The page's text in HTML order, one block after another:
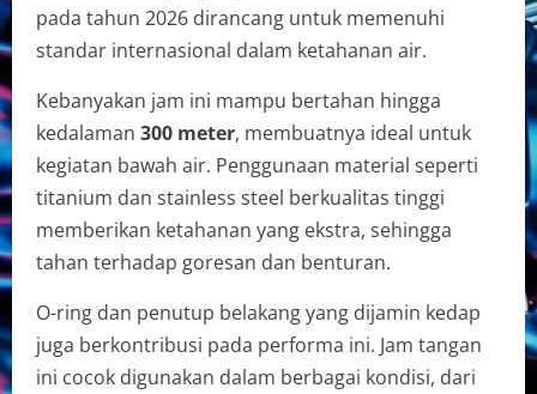
pada tahun 2026 dirancang untuk memenuhi
standar internasional dalam ketahanan air.
Kebanyakan jam ini mampu bertahan hingga
kedalaman 300 meter, membuatnya ideal untuk
kegiatan bawah air. Penggunaan material seperti
titanium dan stainless steel berkualitas tinggi
memberikan ketahanan yang ekstra, sehingga
tahan terhadap goresan dan benturan.
O-ring dan penutup belakang yang dijamin kedap
juga berkontribusi pada performa ini. Jam tangan
ini cocok digunakan dalam berbagai kondisi, dari